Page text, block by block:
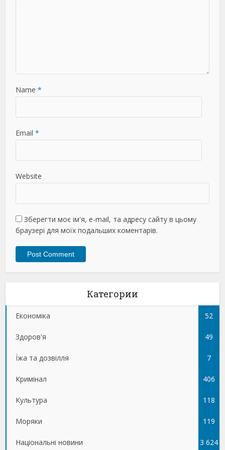
Name *
Email *
Website
Зберегти моє ім'я, e-mail, та адресу сайту в цьому
браузері для моїх подальших коментарів.
Категории
Економіка 52
Здоров'я 49
Їжа та дозвілля 7
Кримінал 406
Культура 118
Моряки 119
Національні новини 3 624